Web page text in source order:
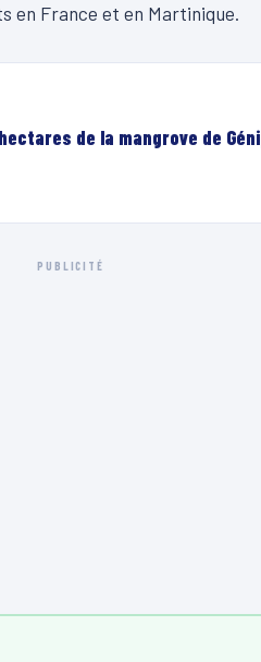
en France et en Martinique.
de la mangrove de
PUBLICITÉ